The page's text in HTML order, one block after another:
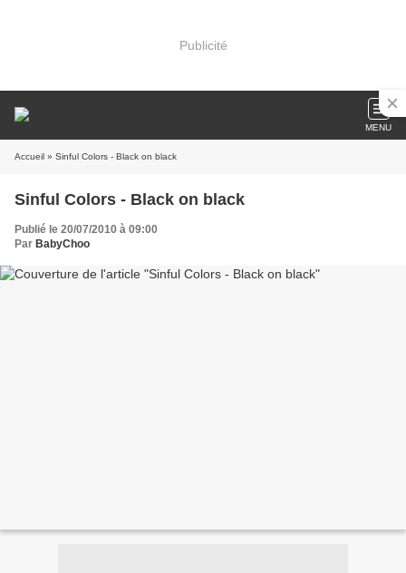
Publicité
MENU
Accueil » Sinful Colors - Black on black
Sinful Colors - Black on black
Publié le 20/07/2010 à 09:00
Par BabyChoo